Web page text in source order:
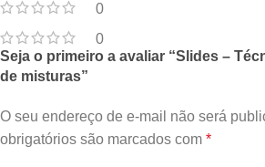
0
0
Seja o primeiro a avaliar “Slides –
de misturas”
O seu endereço de e-mail não será
obrigatórios são marcados com *